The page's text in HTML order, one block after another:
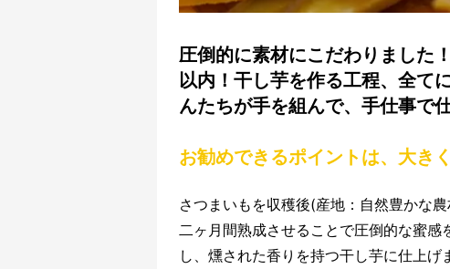
圧倒的に素材にこだわりました
以内！干し芋を作る工程、全て
んたちが手を組んで、手仕事で
お勧めできるポイントは、大き
さつまいもを収穫後(産地：自然豊かな
二ヶ月間熟成させることで圧倒的な蜜
し、燻された香りを持つ干し芋に仕上げ